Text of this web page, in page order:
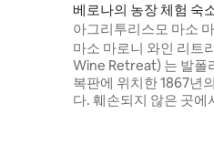
베로나의 농장 체험 숙
아그리투리스모 마소
마소 마로니 와인 리트
Wine Retreat) 는 발폴
복판에 위치한 1867년
다. 훼손되지 않은 곳에서 멋진 도시 베로나